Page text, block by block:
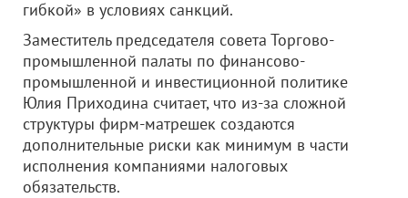
гибкой» в условиях санкций.
Заместитель председателя совета Торгово-
промышленной палаты по финансово-
промышленной и инвестиционной политике
Юлия Приходина считает, что из-за сложной
структуры фирм-матрешек создаются
дополнительные риски как минимум в части
исполнения компаниями налоговых
обязательств.